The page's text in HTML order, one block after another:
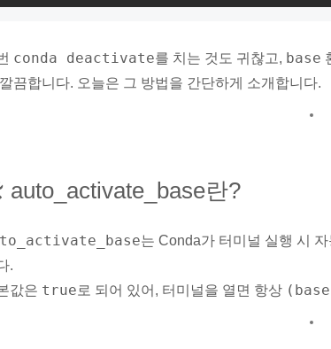
conda deactivate를 치는 것도 귀찮고, base
끔합니다. 오늘은 그 방법을 간단하게 소개합니다.
란?
는 Conda가 터미널 실행 시 자
.
값은 true 로 되어 있어, 터미널을 열면 항상